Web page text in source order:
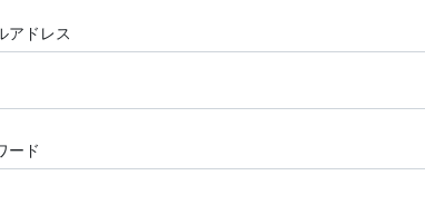
アドレス
ード